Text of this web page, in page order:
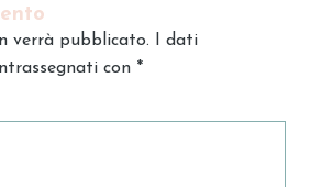
verrà pubblicato. I dati
con *